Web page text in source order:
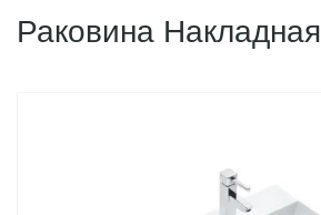
Раковина Накладная